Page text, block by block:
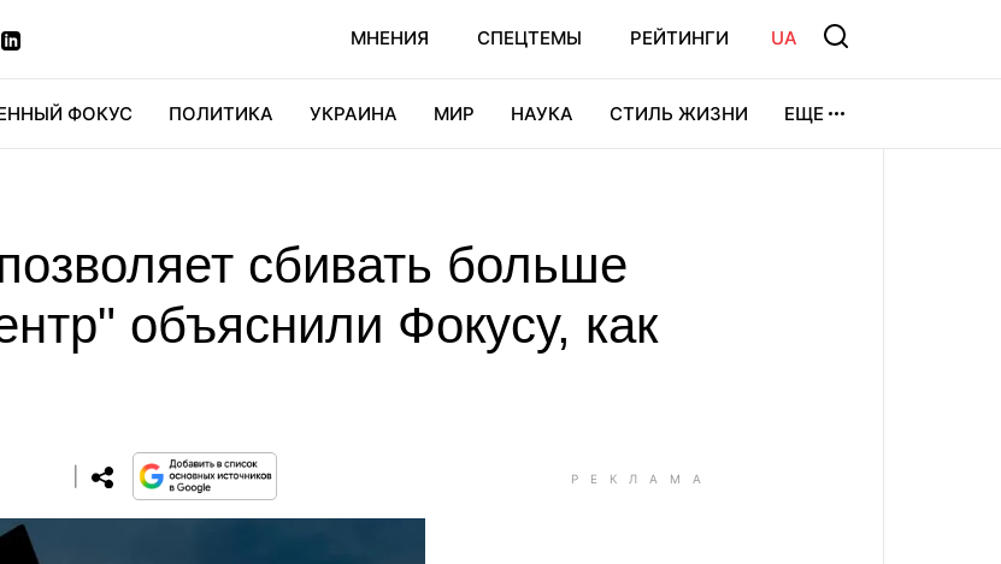
МНЕНИЯ СПЕЦТЕМЫ РЕЙТИНГИ UA
ФОКУС ПОЛИТИКА УКРАИНА МИР НАУКА СТИЛЬ ЖИЗНИ ЕЩЕ
сбивать больше
объяснили Фокусу, как